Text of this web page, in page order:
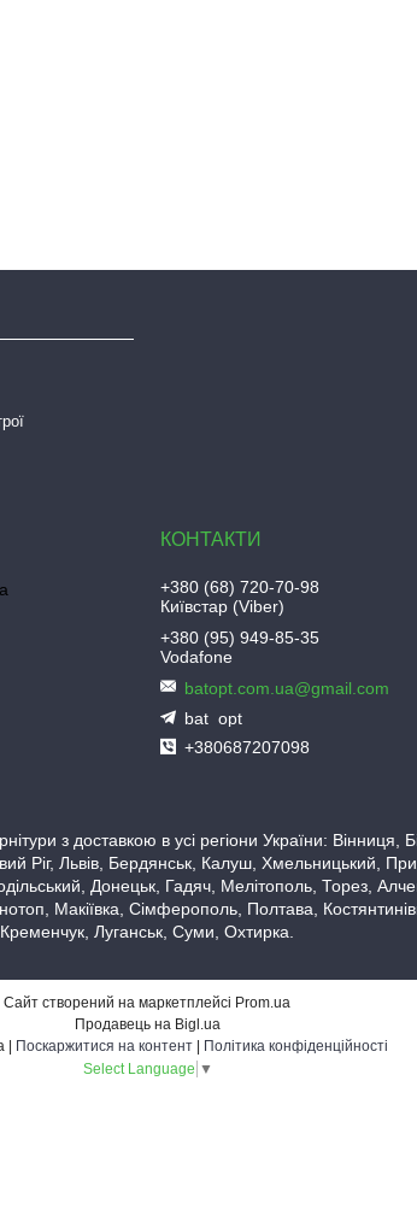
+380 (68) 720-70-98
Київстар (Viber)
+380 (95) 949-85-35
Vodafone
batopt.com.ua@gmail.com
bat_opt
+380687207098
з доставкою в усі регіони України:
Ріг, Львів, Бердянськ, Калуш, Хмельницький,
Донецьк, Гадяч, Мелітополь, Торез,
Макіївка, Сімферополь, Полтава,
Луганськ, Суми, Охтирка.
Сайт створений на маркетплейсі Prom.ua
Продавець на Bigl.ua
Поскаржитися на контент
Політика конфіденційності
Select Language ▼